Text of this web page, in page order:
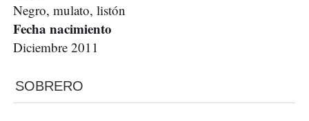
Negro, mulato, listón
Fecha nacimiento
Diciembre 2011
SOBRERO